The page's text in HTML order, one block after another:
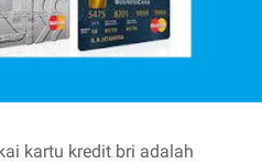
kartu kredit bri adalah